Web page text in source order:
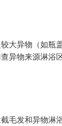
大异物（如瓶
异物来源淋浴
毛发和异物淋